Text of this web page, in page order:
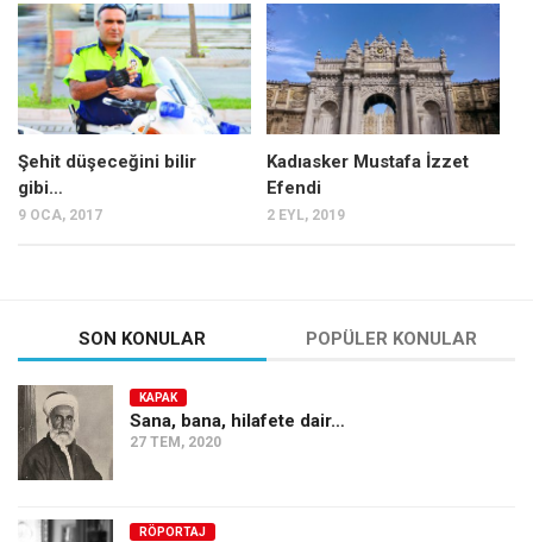
Mehmet Ali Tekin
Abir E. Nahas
Amina S. Jenenkovic
Bağdagül Öz
Kategoriler
Kültür Sanat
Kitap
Karisi kitap sualleri
7 soruda bu hafta
Şehit düşeceğini bilir
gibi…
9 OCA, 2017
Kadıasker Mustafa İzzet
Efendi
2 EYL, 2019
SON KONULAR POPÜLER KONULAR
KAPAK
Sana, bana, hilafete dair…
27 TEM, 2020
RÖPORTAJ